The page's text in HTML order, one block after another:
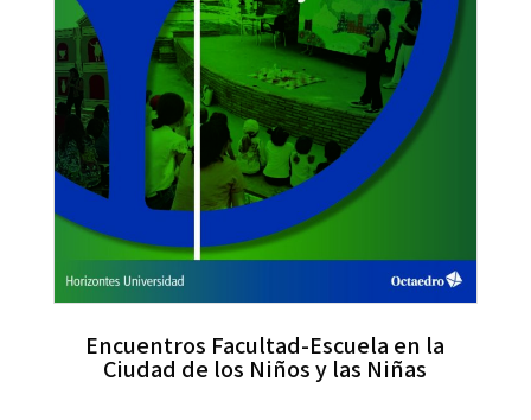
Encuentros Facultad-Escuela en la
Ciudad de los Niños y las Niñas